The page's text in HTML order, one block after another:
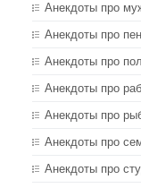
Анекдоты про
Анекдоты про
Анекдоты про
Анекдоты про
Анекдоты про
Анекдоты про
Анекдоты про